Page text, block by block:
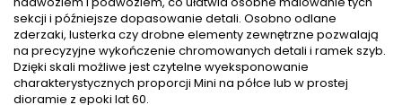
sekcji i późniejsze dopasowanie detali. Osobno odlane
zderzaki, lusterka czy drobne elementy zewnętrzne pozwalają
na precyzyjne wykończenie chromowanych detali i ramek szyb.
Dzięki skali możliwe jest czytelne wyeksponowanie
charakterystycznych proporcji Mini na półce lub w prostej
dioramie z epoki lat 60.